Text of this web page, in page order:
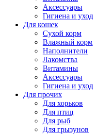
Аксессуары
Гигиена и уход
Для кошек
Сухой корм
Влажный корм
Наполнители
Лакомства
Витамины
Аксессуары
Гигиена и уход
Для прочих
Для хорьков
Для птиц
Для рыб
Для грызунов